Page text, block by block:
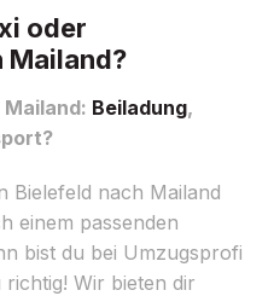
oder
Mailand?
Beiladung,
Bielefeld nach Mailand
einem passenden
bist du bei Umzugsprofi
Wir bieten dir